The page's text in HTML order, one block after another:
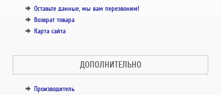
Оставьте данные, мы вам перезвоним!
Возврат товара
Карта сайта
ДОПОЛНИТЕЛЬНО
Производитель